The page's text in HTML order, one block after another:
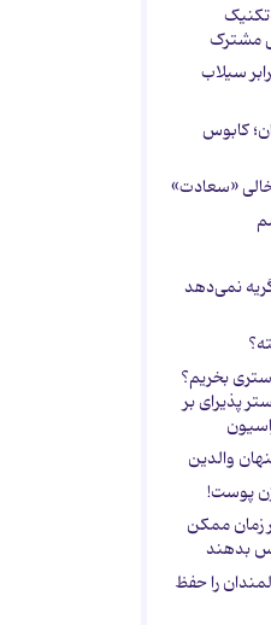
مشترک
سیلاب
کابوس
خالی «سعادت»
نمی‌دهد
بخریم؟
پذیرای بر
والدین
پوست!
در هر زمان ممکن
پس بدهند
را حفظ